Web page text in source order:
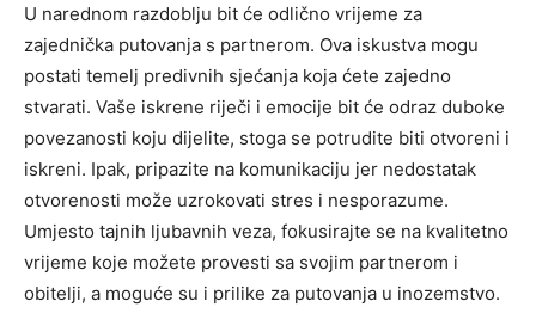
U narednom razdoblju bit će odlično vrijeme za
zajednička putovanja s partnerom. Ova iskustva mogu
postati temelj predivnih sjećanja koja ćete zajedno
stvarati. Vaše iskrene riječi i emocije bit će odraz duboke
povezanosti koju dijelite, stoga se potrudite biti otvoreni i
iskreni. Ipak, pripazite na komunikaciju jer nedostatak
otvorenosti može uzrokovati stres i nesporazume.
Umjesto tajnih ljubavnih veza, fokusirajte se na kvalitetno
vrijeme koje možete provesti sa svojim partnerom i
obitelji, a moguće su i prilike za putovanja u inozemstvo.